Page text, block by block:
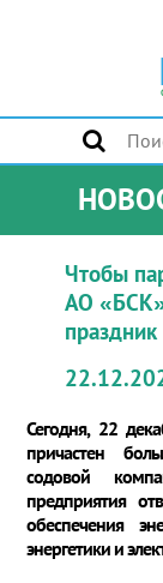
Чтобы
АО
праздник
Сегодня, 22
причастен
содовой
предприятия
обеспечения
энергетики и